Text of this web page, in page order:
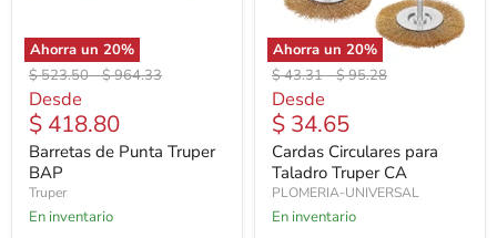
Ahorra un 20%
Precio
original
$ 523.50-Precio
$ 964.33
Desde
$ 418.80
Barretas de Punta Truper
BAP
Truper
En inventario
Ahorra un 20%
Precio
original
$ 43.31-Precio
$ 95.28
Desde
$ 34.65
Cardas Circulares para
Taladro Truper CA
PLOMERIA-UNIVERSAL
En inventario